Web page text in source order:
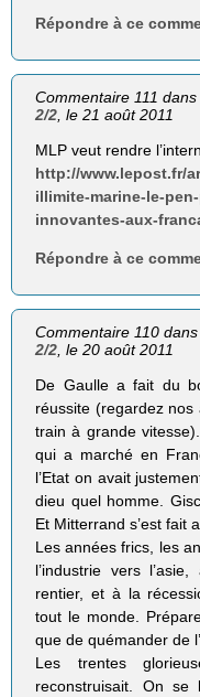
Répondre à ce
Commentaire 111
2/2 , le 21 août 2011
MLP veut rendre
http://www.lepost.fr/
illimite-marine-le-
innovantes-aux-
Répondre à ce
Commentaire 110
2/2 , le 20 août 2011
De Gaulle a fait du
réussite (regardez
train à grande
qui a marché en
l’Etat on avait
dieu quel homme.
Et Mitterrand s’est fait
Les années frics, les
l’industrie vers
rentier, et à la
tout le monde.
que de quémander de
Les trentes
reconstruisait. On se